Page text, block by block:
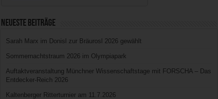
Neueste Beiträge
Sarah Marx im Donisl zur Bräurosl 2026 gewählt
Sommernachtstraum 2026 im Olympiapark
Auftaktveranstaltung Münchner Wissenschaftstage mit FORSCHA – Das
Entdecker-Reich 2026
Kaltenberger Ritterturnier am 11.7.2026